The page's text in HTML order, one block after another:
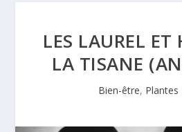
LES LAUREL ET
LA TISANE
Bien-être, Plantes